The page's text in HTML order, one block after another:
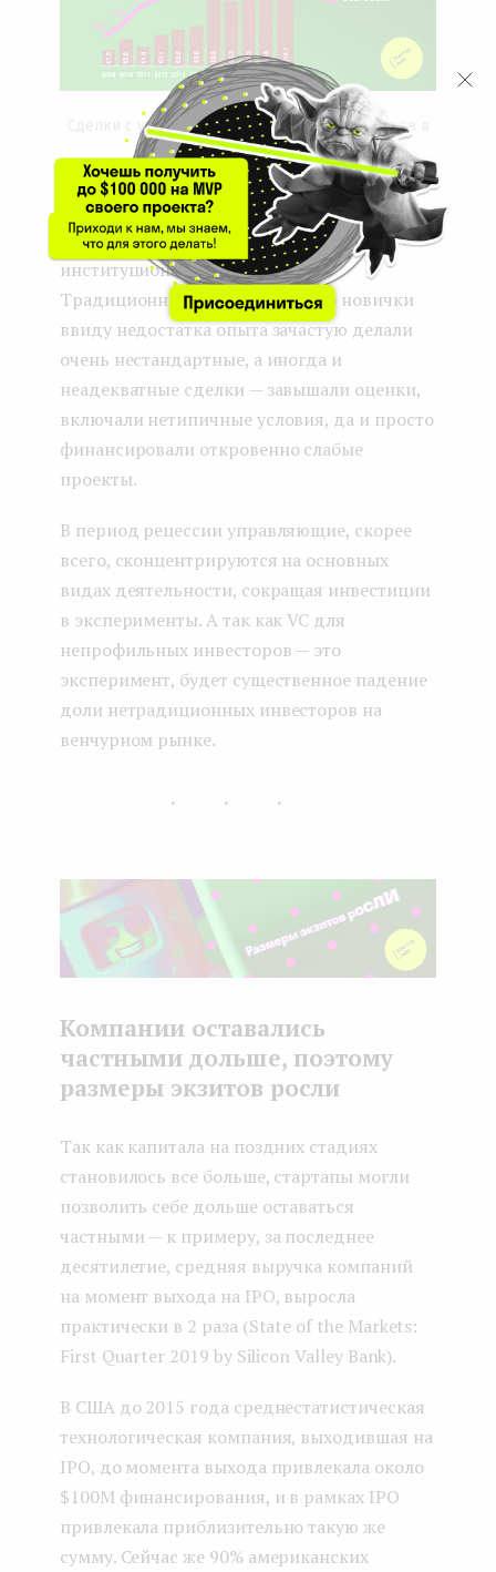
Сделки с участием корпоративных инвесторов в
Европе
Также в последние годы активизировались
семейные фонды и нетипичные
институциональные инвесторы.
Традиционные VC замечали, что новички
ввиду недостатка опыта зачастую делали
очень нестандартные, а иногда и
неадекватные сделки — завышали оценки,
включали нетипичные условия, да и просто
финансировали откровенно слабые
проекты.
В период рецессии управляющие, скорее
всего, сконцентрируются на основных
видах деятельности, сокращая инвестиции
в эксперименты. А так как VC для
непрофильных инвесторов — это
эксперимент, будет существенное падение
доли нетрадиционных инвесторов на
венчурном рынке.
...
Компании оставались
частными дольше, поэтому
размеры экзитов росли
Так как капитала на поздних стадиях
становилось все больше, стартапы могли
позволить себе дольше оставаться
частными — к примеру, за последнее
десятилетие, средняя выручка компаний
на момент выхода на IPO, выросла
практически в 2 раза (State of the Markets:
First Quarter 2019 by Silicon Valley Bank).
В США до 2015 года среднестатистическая
технологическая компания, выходившая на
IPO, до момента выхода привлекала около
$100M финансирования, и в рамках IPO
привлекала приблизительно такую же
сумму. Сейчас же 90% американских